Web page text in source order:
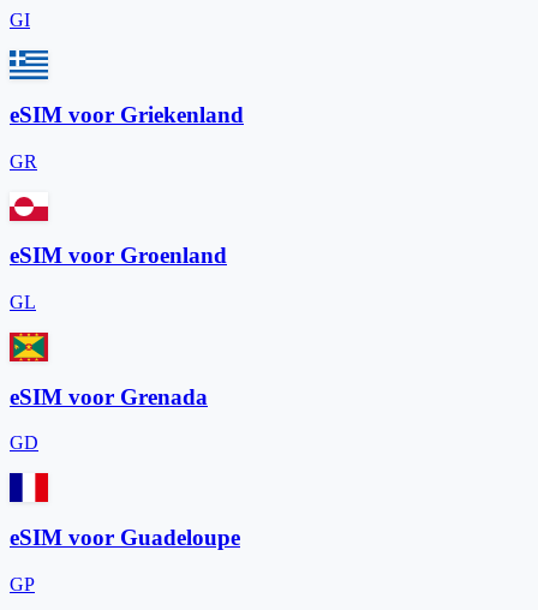
GI
eSIM voor Griekenland
GR
eSIM voor Groenland
GL
eSIM voor Grenada
GD
eSIM voor Guadeloupe
GP